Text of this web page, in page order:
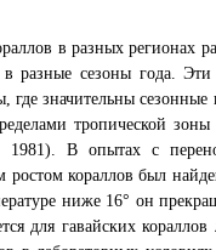
в разных регионах
в разные сезоны года.
значительны
тропической
В опытах с
кораллов был
ниже 16° он
для гавайских